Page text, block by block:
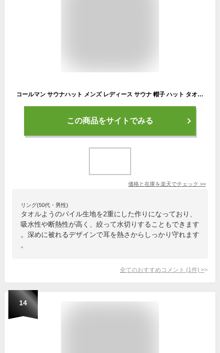
コールマン サウナハット メンズ レディース サウナ 帽子 ハット タオル 深め 大きめ サウナグッズ サウナ用品 サウナキャップ おしゃれ アウトドア ブランド Coleman
この商品をサイトでみる
価格と在庫を楽天でチェック >>
リング(50代・男性)
タオルようのパイル生地を2重にした作りになっており、
吸水性や断熱性が高く、絞って水切りすることもできます
。深めに被れるデザインで耳を熱さからしっかり守れます
。
全てのおすすめコメント (1 件) >
14